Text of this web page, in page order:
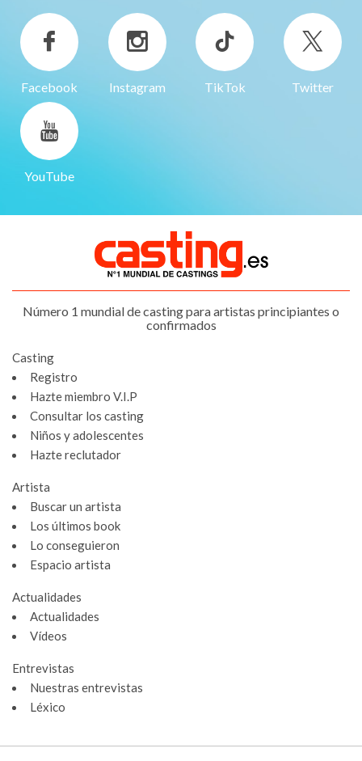
Facebook Instagram TikTok Twitter
YouTube
Número 1 mundial de casting para artistas principiantes o
confirmados
Casting
Registro
Hazte miembro V.I.P
Consultar los casting
Niños y adolescentes
Hazte reclutador
Artista
Buscar un artista
Los últimos book
Lo conseguieron
Espacio artista
Actualidades
Actualidades
Vídeos
Entrevistas
Nuestras entrevistas
Léxico
Gestión de cookies
Utilizamos cookies para hacer que el sitio sea más fácil de usar
y mejorar el rendimiento y la seguridad del sitio web.